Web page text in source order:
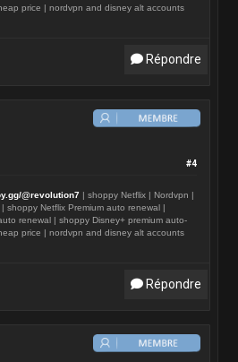
price | nordvpn and disney alt accounts
Répondre
#4
@revolution7 | shoppy Netflix | Nordvpn |
shoppy Netflix Premium auto renewal |
renewal | shoppy Disney+ premium auto-
price | nordvpn and disney alt accounts
Répondre